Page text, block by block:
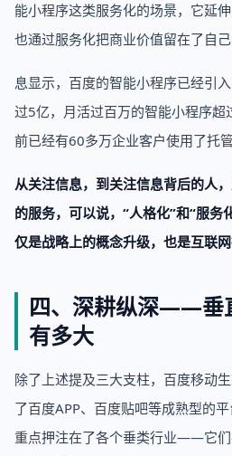
能小程序这类服务化的场景，它延
也通过服务化把商业价值留在了自己
息显示，百度的智能小程序已经引
过5亿，月活过百万的智能小程序
前已经有60多万企业客户使用了托管
从关注信息，到关注信息背后的人
的服务，可以说，“人格化”和“服务
仅是战略上的概念升级，也是互联网
四、深耕纵深——垂
有多大
除了上述提及三大支柱，百度移动
了百度APP、百度贴吧等成熟型的
重点押注在了各个垂类行业——它